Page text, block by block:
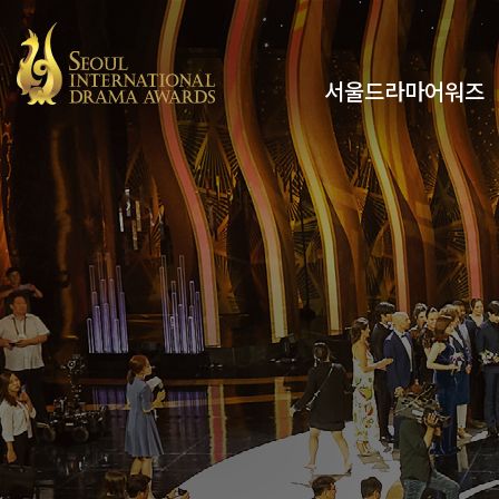
서울드라마어워즈
유튜브
인스타그램
x
페이스북